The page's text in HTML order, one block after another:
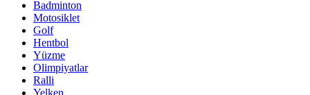
Badminton
Motosiklet
Golf
Hentbol
Yüzme
Olimpiyatlar
Ralli
Yelken